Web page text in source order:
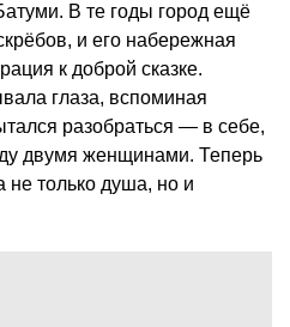
В те годы город ещё
и его набережная
к доброй сказке.
глаза, вспоминая
разобраться — в себе,
двумя женщинами. Теперь
не только душа, но и